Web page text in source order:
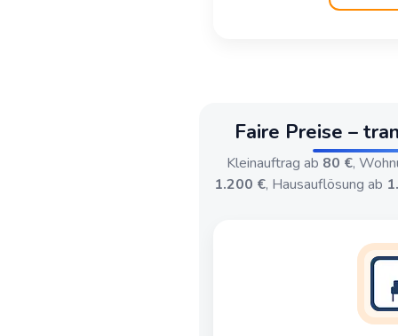
Faire Preise –
Kleinauftrag ab 80 €,
1.200 €, Hausauflösung ab